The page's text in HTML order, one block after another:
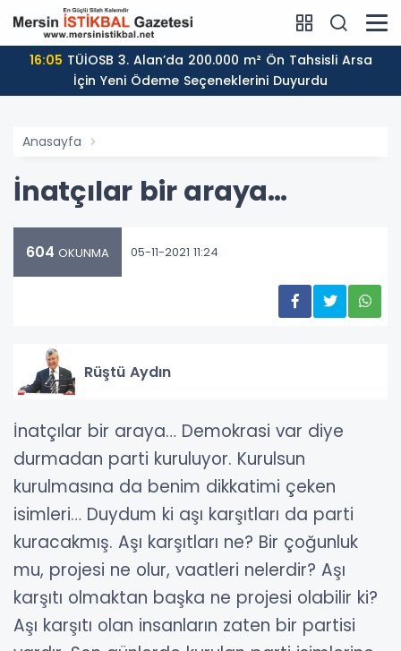
16:05
İçin Yeni Ödeme Seçeneklerini Duyurdu
Anasayfa
İnatçılar bir araya…
604 OKUNMA 05-11-2021 11:24
Rüştü Aydın
İnatçılar bir araya… Demokrasi var diye
durmadan parti kuruluyor. Kurulsun
kurulmasına da benim dikkatimi çeken
isimleri… Duydum ki aşı karşıtları da parti
kuracakmış. Aşı karşıtları ne? Bir çoğunluk
mu, projesi ne olur, vaatleri nelerdir? Aşı
karşıtı olmaktan başka ne projesi olabilir ki?
Aşı karşıtı olan insanların zaten bir partisi